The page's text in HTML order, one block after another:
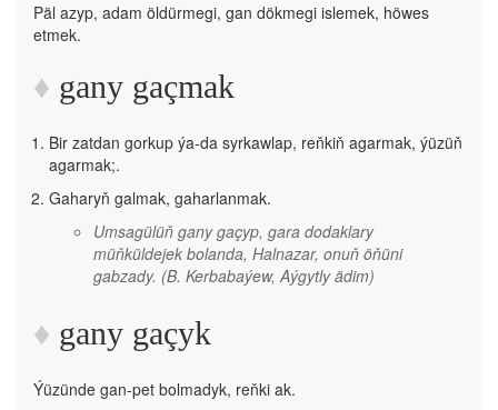
Päl azyp, adam öldürmegi, gan dökmegi islemek, höwes
etmek.
gany gaçmak
Bir zatdan gorkup ýa-da syrkawlap, reňkiň agarmak, ýüzüň
agarmak;.
Gaharyň galmak, gaharlanmak.
Umsagülüň gany gaçyp, gara dodaklary
müňküldejek bolanda, Halnazar, onuň öňüni
gabzady. (B. Kerbabaýew, Aýgytly ädim)
gany gaçyk
Ýüzünde gan-pet bolmadyk, reňki ak.